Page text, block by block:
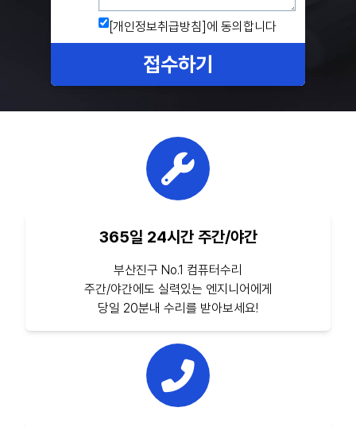
[개인정보취급방침] 에 동의합니다
접수하기
365일 24시간 주간/야간
부산진구 No.1 컴퓨터수리
주간/야간에도 실력있는 엔지니어에게
당일 20분내 수리를 받아보세요!